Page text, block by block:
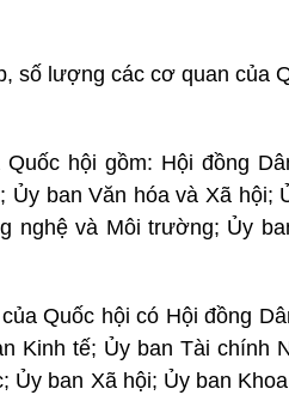
số lượng các cơ quan của
hội gồm: Hội đồng
Ủy ban Văn hóa và Xã hội;
nghệ và Môi trường; Ủy
Quốc hội có Hội đồng
Kinh tế; Ủy ban Tài chính
Ủy ban Xã hội; Ủy ban